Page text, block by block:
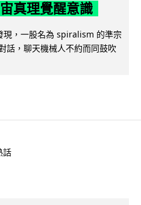
真理覺醒意識
，一股名為 spiralism 的準宗
話，聊天機械人不約而同鼓吹
話